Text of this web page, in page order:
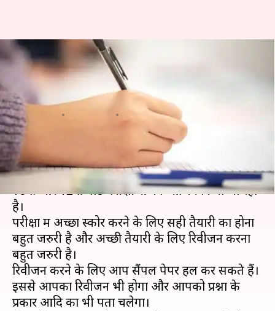
बोर्ड परीक्षाओं की तैयारी के लिए इन
वेबसाइट्स से डाउनलोड करें सैंपल
पेपर
लेखन 08:37 pm
क्या है खबर?
15 फरवरी से केंद्रीय माध्यमिक शिक्षा बोर्ड (CBSE) द्वारा
10वीं और 12वीं बोर्ड परीक्षाओं का आोजन किया जा रहा
है।
परीक्षा में अच्छा स्कोर करने के लिए सही तैयारी का होना
बहुत जरुरी है और अच्छी तैयारी के लिए रिवीजन करना
बहुत जरुरी है।
रिवीजन करने के लिए आप सैंपल पेपर हल कर सकते हैं।
इससे आपका रिवीजन भी होगा और आपको प्रश्नों के
प्रकार आदि का भी पता चलेगा।